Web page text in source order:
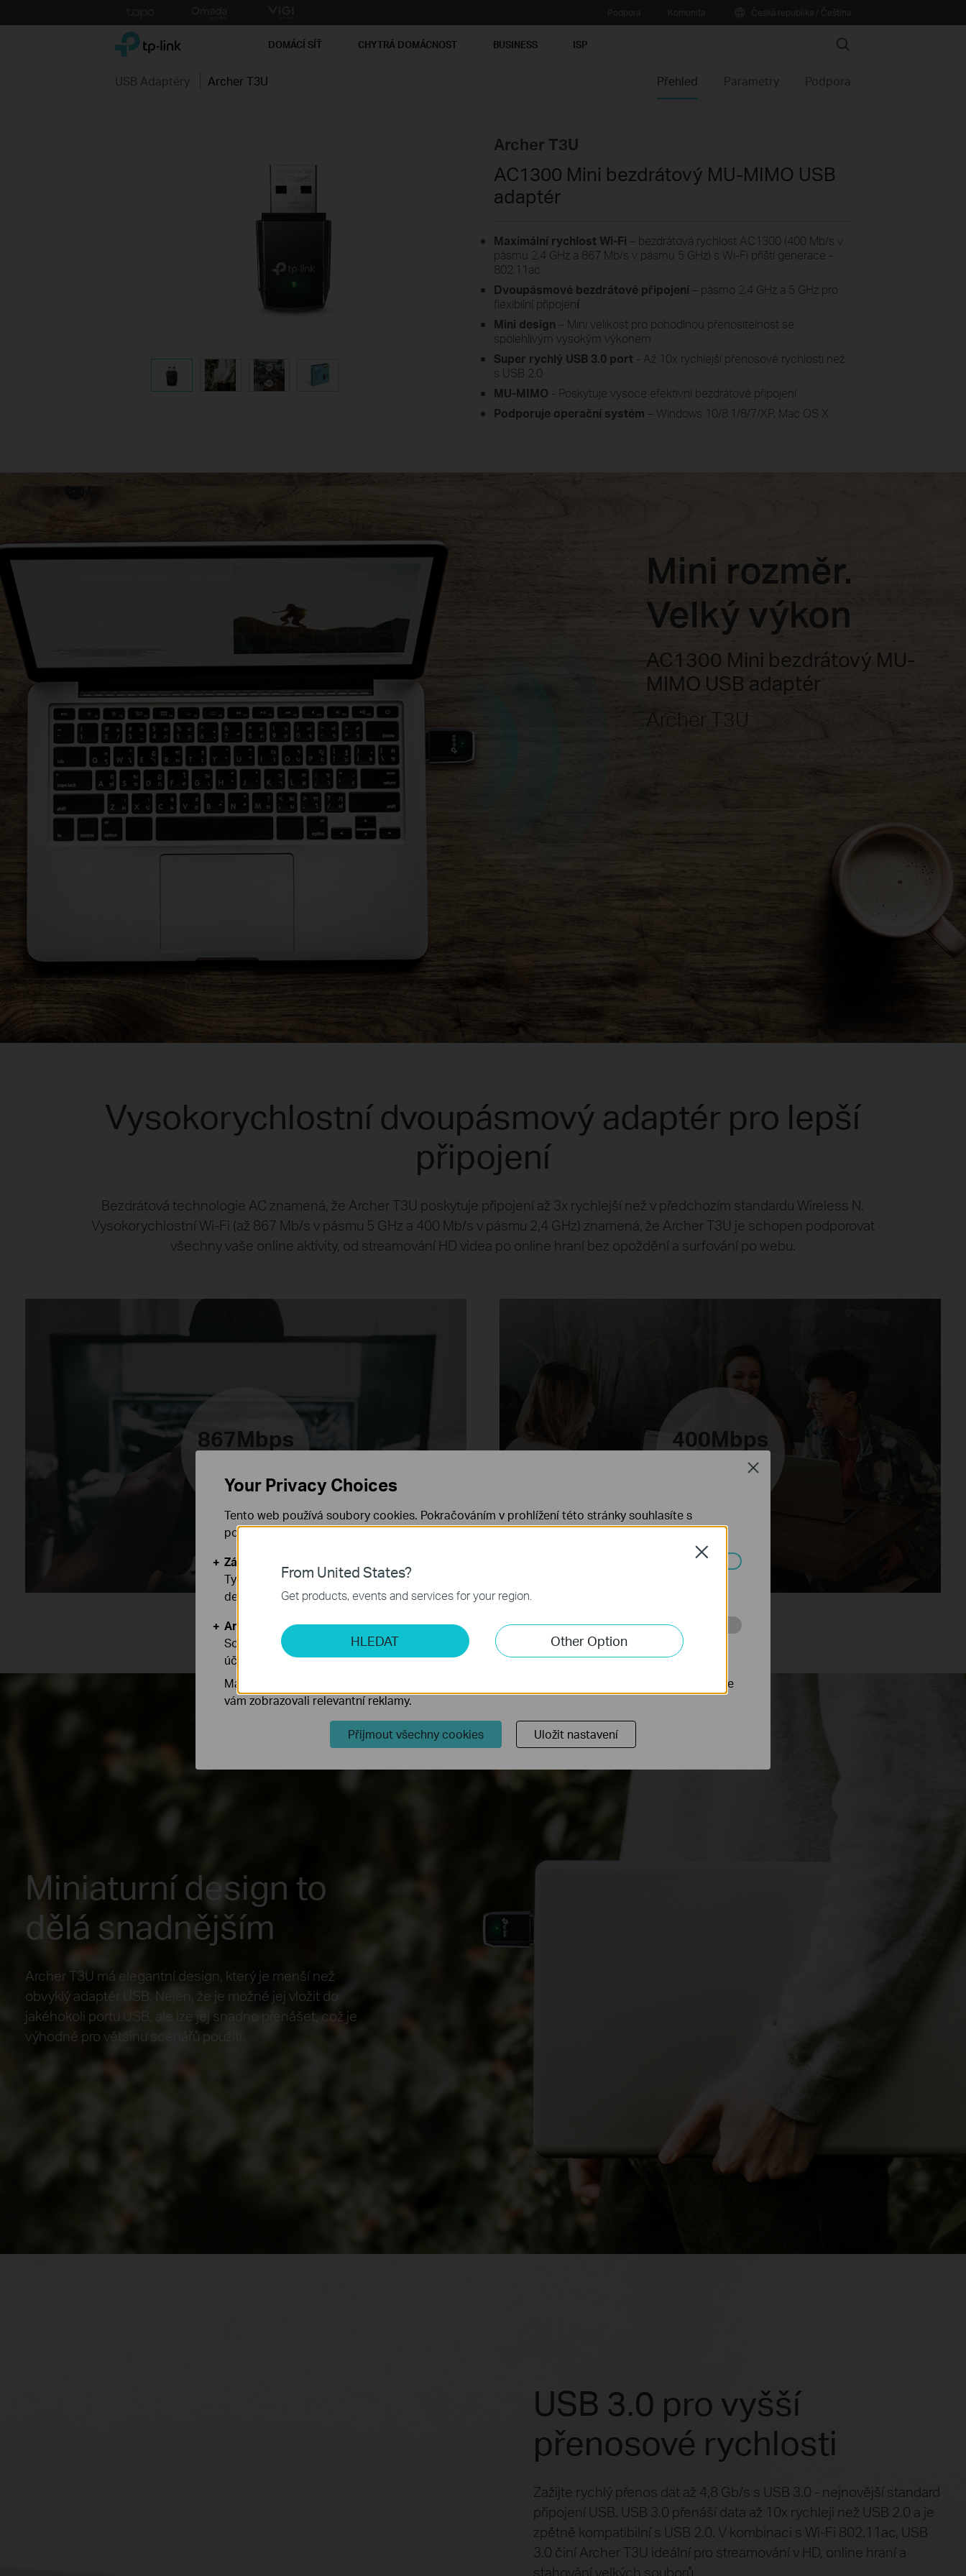
to
TP-Link, Reliably Smart DOMÁCÍ SÍŤ CHYTRÁ DOMÁCNOST BUSINESS ISP Search
USB Adaptéry Archer T3U Přehled Parametry Podpora
Archer T3U
AC1300 Mini bezdrátový MU-MIMO USB
adaptér
Maximální rychlost Wi-Fi – bezdrátová rychlost AC1300 (400 Mb/s v
pásmu 2,4 GHz a 867 Mb/s v pásmu 5 GHz) s Wi-Fi příští generace -
802.11ac
Dvoupásmové bezdrátové připojení– pásmo 2,4 GHz a 5 GHz pro
flexibilní připojení
Mini design – Mini velikost pro pohodlnou přenositelnost se
spolehlivým vysokým výkonem
Super rychlý USB 3.0 port - Až 10x rychlejší přenosové rychlosti než
s USB 2.0
MU-MIMO - Poskytuje vysoce efektivní bezdrátové připojení
Podporuje operační systém – Windows 10/8.1/8/7/XP, Mac OS X
Mini rozměr.
Velký výkon
AC1300 Mini bezdrátový MU-
MIMO USB adaptér
Archer T3U
Vysokorychlostní dvoupásmový adaptér pro lepší
připojení
Bezdrátová technologie AC znamená, že Archer T3U poskytuje připojení až 3x rychlejší než v předchozím standardu Wireless N.
Vysokorychlostní Wi-Fi (až 867 Mb/s v pásmu 5 GHz a 400 Mb/s v pásmu 2,4 GHz) znamená, že Archer T3U je schopen podporovat
všechny vaše online aktivity, od streamování HD videa po online hraní bez opoždění a surfování po webu.
867Mbps
400Mbps
2.4GHz
Miniaturní design to
dělá snadnějším
Archer T3U má elegantní design, který je menší než
obvyklý adaptér USB. Nejen, že je možné jej vložit do
jakéhokoli portu USB, ale lze jej snadno přenášet, což je
výhodné pro většinu scénářů použití.
USB 3.0 pro vyšší
přenosové rychlosti
Zažijte rychlý přenos dat až 4,8 Gb/s s USB 3.0 - nejnovější standard
připojení USB. USB 3.0 přenáší data až 10x rychleji než USB 2.0 a je
zpětně kompatibilní s USB 2.0. V kombinaci s Wi-Fi 802.11ac, USB
3.0 činí Archer T3U ideální pro streamování v HD, online hraní a
stahování velkých souborů.
From United States?
Get products, events and services for your region.
HLEDAT Other Option
Close
Your Privacy Choices
Tento web používá soubory cookies. Pokračováním v prohlížení této stránky souhlasíte s
používáním našich cookies.Již nezobrazovatZjistit více.
Základní cookies
Tyto cookies jsou nezbytné pro fungování webových stránek a nelze je ve vašich systémech
deaktivovat.
Analytické a marketingové cookies
Soubory cookie pro nám umožňují analyzovat vaše aktivity na našich webových stránkách za
účelem zlepšení a přizpůsobení jejich funkčnosti.
Marketingové soubory cookie mohou prostřednictvím našich webových stránek nastavit, aby se
vám zobrazovali relevantní reklamy.
Přijmout všechny cookies Uložit nastavení
Close